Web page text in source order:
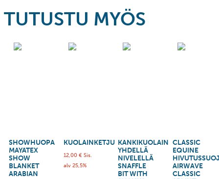
TUTUSTU MYÖS
SHOWHUOPA
MAYATEX
SHOW
BLANKET
ARABIAN
KUOLAINKETJU
12,00 € Sis.
alv 25,5%
KANKIKUOLAIN
YHDELLÄ
NIVELELLÄ
SNAFFLE
BIT WITH
CLASSIC
EQUINE
AIRWAVE
CLASSIC